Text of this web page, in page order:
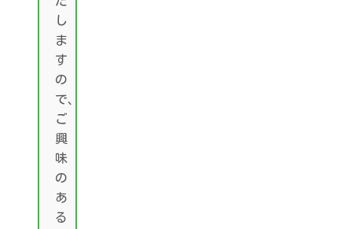
し
ま
す
の
で、
ご
興
味
の
あ
る